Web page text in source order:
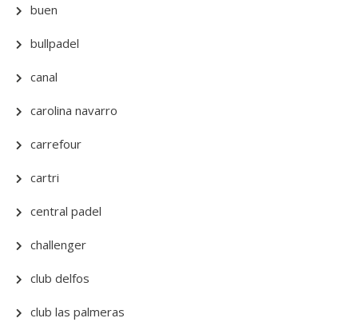
buen
bullpadel
canal
carolina navarro
carrefour
cartri
central padel
challenger
club delfos
club las palmeras